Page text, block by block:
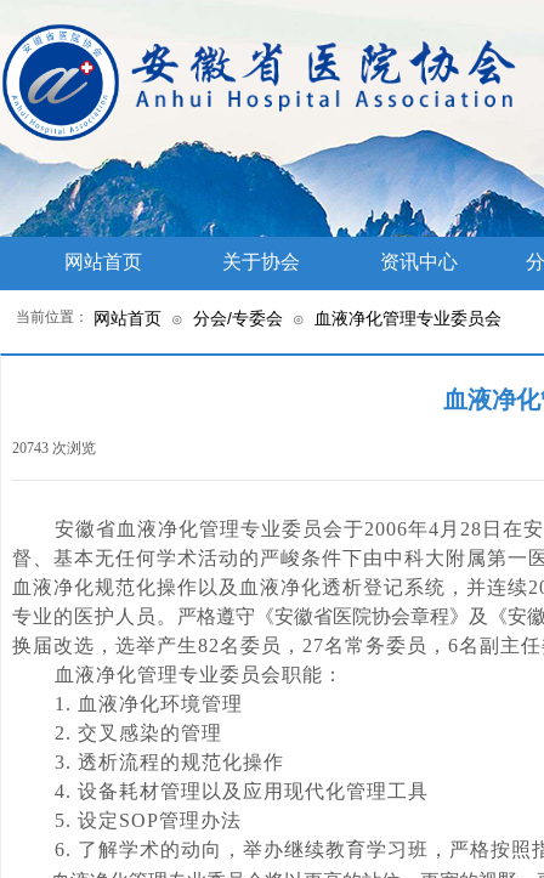
网站首页 关于协会 资讯中心
网站首页 ⊙ 分会/专委会 ⊙ 血液净化管理专业委员会
当前位置：
血液净
20743 次浏览
安徽省血液净化管理专业委员会于2006年4月28日在
督、基本无任何学术活动的严峻条件下由中科大附属第一
血液净化规范化操作以及血液净化透析登记系统，并连续
专业的医护人员 。 严格遵守《安徽省医院协会章程》及《安
换届改选，选举产生82名委员 ， 27名常务委员 ， 6名副主
血液净化管理专业委员会职能：
1. 血液净化环境管理
2. 交叉感染的管理
3. 透析流程的规范化操作
4. 设备耗材管理以及应用现代化管理工具
5. 设定SOP管理办法
6. 了解学术的动向， 举办继续教育学习班， 严格按照